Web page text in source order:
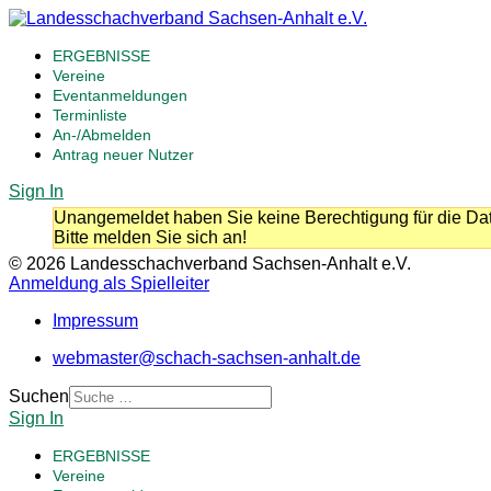
ERGEBNISSE
Vereine
Eventanmeldungen
Terminliste
An-/Abmelden
Antrag neuer Nutzer
Sign In
Unangemeldet haben Sie keine Berechtigung für die
Bitte melden Sie sich an!
© 2026 Landesschachverband Sachsen-Anhalt e.V.
Anmeldung als Spielleiter
Impressum
webmaster@schach-sachsen-anhalt.de
Suchen
Sign In
ERGEBNISSE
Vereine